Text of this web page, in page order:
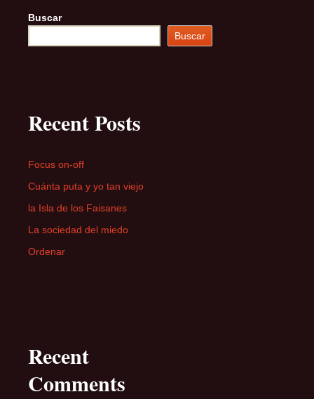
Buscar
Buscar
Recent Posts
Focus on-off
Cuánta puta y yo tan viejo
la Isla de los Faisanes
La sociedad del miedo
Ordenar
Recent
Comments